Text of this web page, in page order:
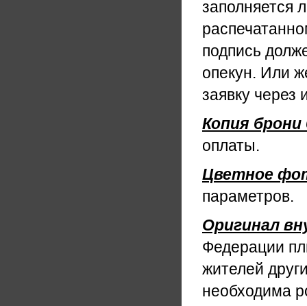
заполняется
подпись
опекун. Или
заявку через
Копия
оплаты.
Цветное
параметров.
Оригинал
Федерации
жителей
необходима